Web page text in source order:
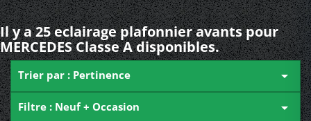
Il y a 25 eclairage plafonnier avants pour
MERCEDES Classe A disponibles.
Trier par : Pertinence 
Filtre : Neuf + Occasion 